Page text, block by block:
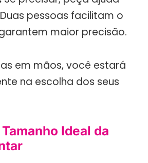
pessoas facilitam o
maior precisão.
em mãos, você estará
na escolha dos seus
Ideal da